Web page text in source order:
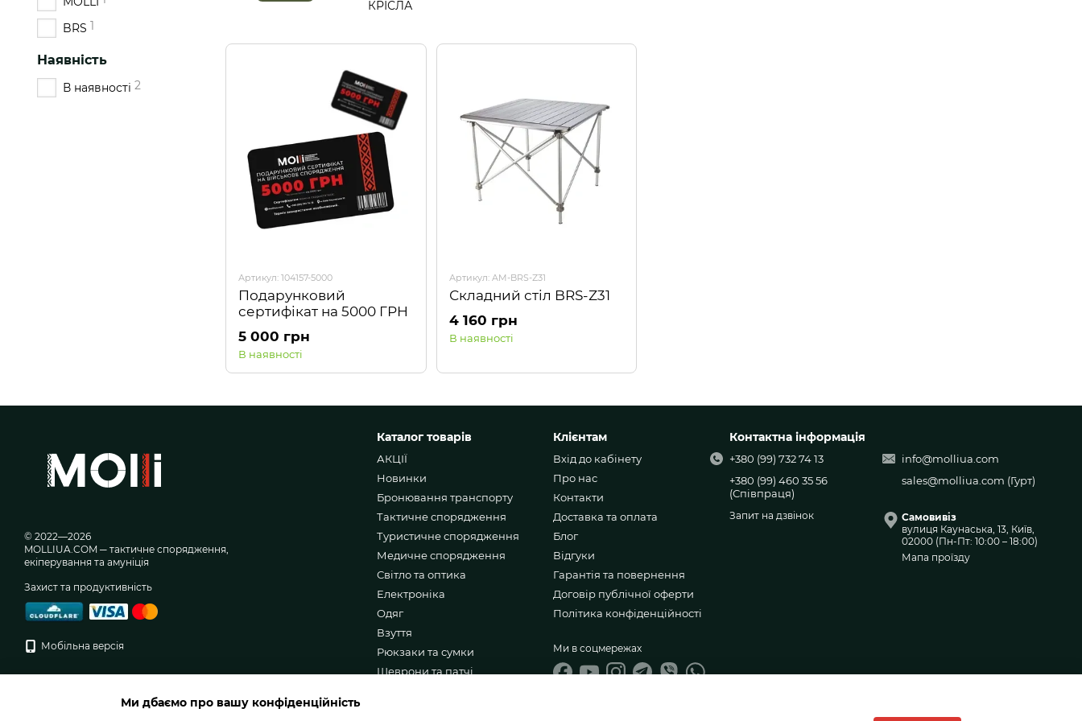
КРІСЛА
Артикул: 104157-5000
Подарунковий
сертифікат на 5000 ГРН
5 000 грн
В наявності
Артикул: AM-BRS-Z31
Складний стіл BRS-Z31
4 160 грн
В наявності
BRS 1
Наявність
В наявності 2
© 2022—2026
MOLLIUA.COM ─ тактичне спорядження,
екіперування та амуніція
Захист та продуктивність
Мобільна версія
Каталог товарів
АКЦІЇ
Новинки
Бронювання транспорту
Тактичне спорядження
Туристичне спорядження
Медичне спорядження
Світло та оптика
Електроніка
Одяг
Взуття
Рюкзаки та сумки
Шеврони та патчі
Клієнтам
Вхід до кабінету
Про нас
Контакти
Доставка та оплата
Блог
Відгуки
Гарантія та повернення
Договір публічної оферти
Політика конфіденційності
Ми в соцмережах
Контактна інформація
+380 (99) 732 74 13
+380 (99) 460 35 56
(Співпраця)
Запит на дзвінок
info@molliua.com
sales@molliua.com (Гурт)
Самовивіз
вулиця Каунаська, 13, Київ,
02000 (Пн-Пт: 10:00 – 18:00)
Мапа проїзду
Ми дбаємо про вашу конфіденційність